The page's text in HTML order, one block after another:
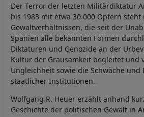
Der Terror der letzten Militärdiktatur
bis 1983 mit etwa 30.000 Opfern steht
Gewaltverhältnissen, die seit der
Spanien alle bekannten Formen
Diktaturen und Genozide an der
Kultur der Grausamkeit begleitet und
Ungleichheit sowie die Schwäche und
staatlicher Institutionen.
Wolfgang R. Heuer erzählt anhand
Geschichte der politischen Gewalt in